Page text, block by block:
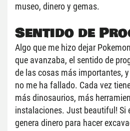
museo, dinero y gemas.
Sentido de
Algo que me hizo dejar
que avanzaba, el sentido de
de las cosas más importantes,
no me ha fallado. Cada vez
más dinosaurios, más
instalaciones. Just beautiful! Si
genera dinero para hacer